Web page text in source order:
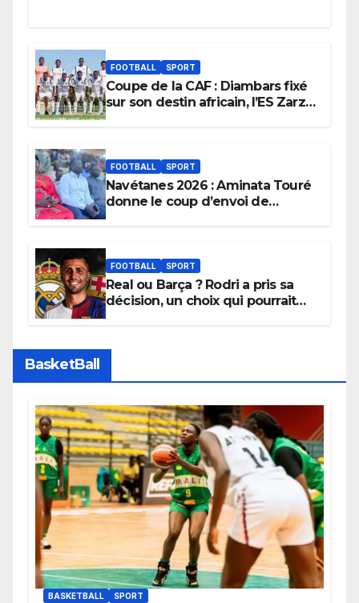
FOOTBALL SPORT
Coupe de la CAF : Diambars fixé
sur son destin africain, l’ES Zarzis
FOOTBALL SPORT
Navétanes 2026 : Aminata Touré
donne le coup d’envoi de
apaisées.
FOOTBALL SPORT
Real ou Barça ? Rodri a pris sa
décision, un choix qui pourrait
BasketBall
BASKETBALL SPORT